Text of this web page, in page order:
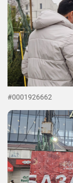
#0001926662